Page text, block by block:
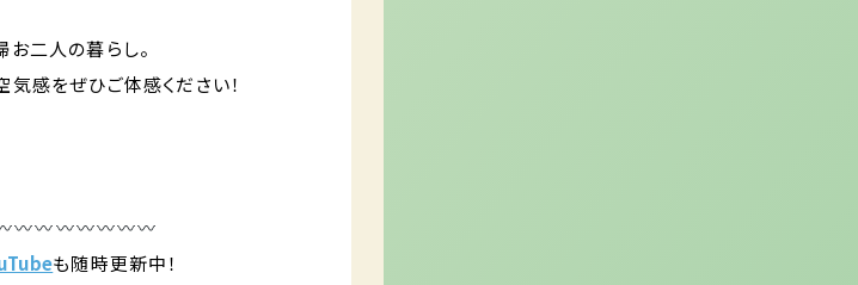
二人の暮らし。
感をぜひご体感ください！
も随時更新中！